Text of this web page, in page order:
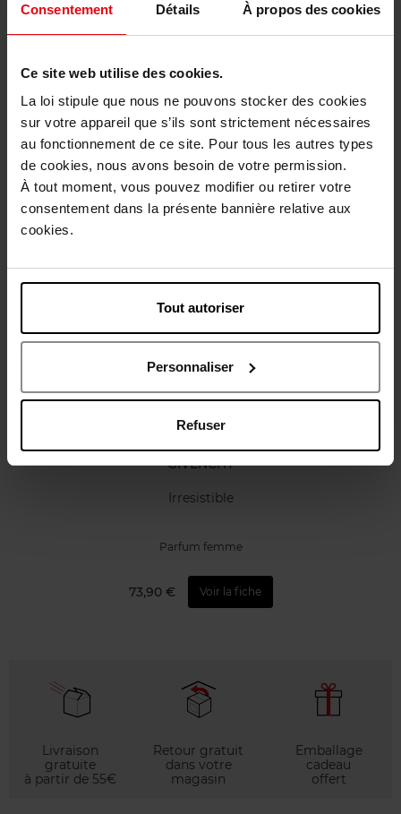
Consentement Détails À propos des cookies
Ce site web utilise des cookies.
La loi stipule que nous ne pouvons stocker des cookies
sur votre appareil que s’ils sont strictement nécessaires
au fonctionnement de ce site. Pour tous les autres types
de cookies, nous avons besoin de votre permission.
À tout moment, vous pouvez modifier ou retirer votre
consentement dans la présente bannière relative aux
cookies.
Tout autoriser
Personnaliser
Refuser
Emballage cadeau offert
Description
Caractéristiques
Avis client
GIVENCHY
Irresistible
Parfum femme
73,90 € Voir la fiche
Livraison
gratuite
à partir de 55€
Retour gratuit
dans votre
magasin
Emballage
cadeau
offert